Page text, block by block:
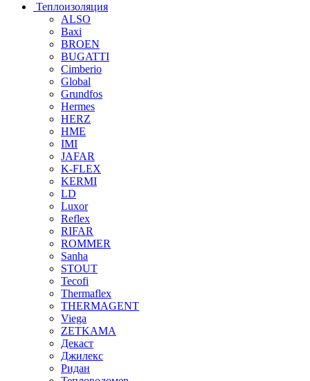
Теплоизоляция
ALSO
Baxi
BROEN
BUGATTI
Cimberio
Global
Grundfos
Hermes
HERZ
HME
IMI
JAFAR
K-FLEX
KERMI
LD
Luxor
Reflex
RIFAR
ROMMER
Sanha
STOUT
Tecofi
Thermaflex
THERMAGENT
Viega
ZETKAMA
Декаст
Джилекс
Ридан